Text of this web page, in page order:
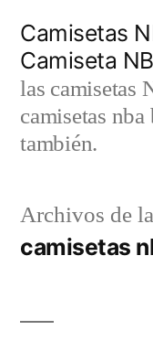
contenido
Camisetas
Camiseta
las camisetas
camisetas nba
también.
Archivos de
camisetas